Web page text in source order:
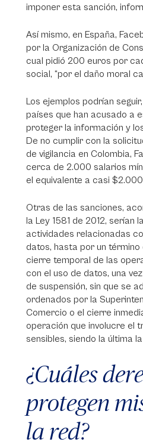
imponer esta sanción,
Así mismo, en España,
por la Organización de
cual pidió 200 euros por
social, “por el daño moral
Los ejemplos podrían
países que han acusado a
proteger la información y
De no cumplir con la
de vigilancia en Colombia,
cerca de 2.000 salarios
el equivalente a casi
Otras de las sanciones,
la Ley 1581 de 2012, serían
actividades relacionadas
datos, hasta por un término
cierre temporal de las
con el uso de datos, una
de suspensión, sin que se
ordenados por la
Comercio o el cierre
operación que involucre el
sensibles, siendo la última
¿Cuáles
protegen
la red?